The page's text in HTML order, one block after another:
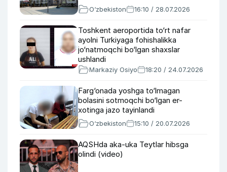
O‘zbekiston 16:10 / 28.07.2026
Toshkent aeroportida to‘rt nafar
ayolni Turkiyaga fohishalikka
jo‘natmoqchi bo‘lgan shaxslar
ushlandi
Markaziy Osiyo 18:20 / 24.07.2026
Farg‘onada yoshga to‘lmagan
bolasini sotmoqchi bo‘lgan er-
xotinga jazo tayinlandi
O‘zbekiston 15:10 / 20.07.2026
AQSHda aka-uka Teytlar hibsga
olindi (video)